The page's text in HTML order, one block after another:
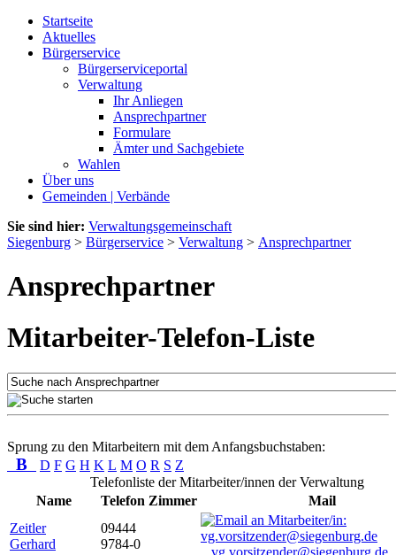
Startseite
Aktuelles
Bürgerservice
Bürgerserviceportal
Verwaltung
Ihr Anliegen
Ansprechpartner
Formulare
Ämter und Sachgebiete
Wahlen
Über uns
Gemeinden | Verbände
Sie sind hier: Verwaltungsgemeinschaft
Siegenburg > Bürgerservice > Verwaltung > Ansprechpartner
Ansprechpartner
Mitarbeiter-Telefon-Liste
Sprung zu den Mitarbeitern mit dem Anfangsbuchstaben:
B D F G H K L M O R S Z
Telefonliste der Mitarbeiter/innen der Verwaltung
Name
Telefon Zimmer
Mail
Zeitler
Gerhard
09444
9784-0